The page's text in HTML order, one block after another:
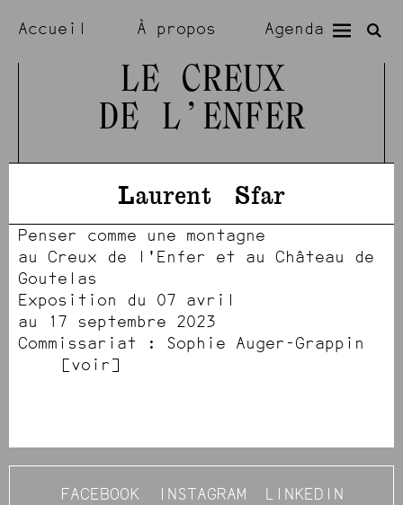
Accueil À propos Agenda
Expositions Résidences
Artistes
LE CREUX
DE L’ENFER
Laurent Sfar
Penser comme une montagne
au Creux de l'Enfer et au Château de
Goutelas
Exposition du 07 avril
au 17 septembre 2023
Commissariat : Sophie Auger-Grappin
voir
FACEBOOK INSTAGRAM
LINKEDIN